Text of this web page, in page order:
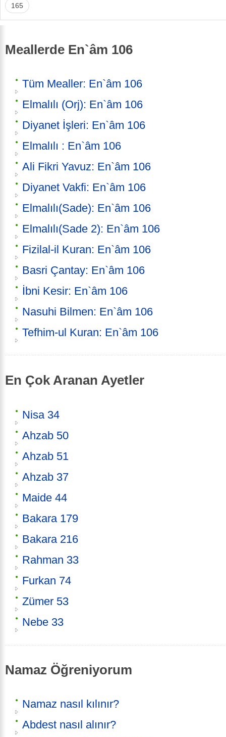
165
Meallerde En`âm 106
Tüm Mealler: En`âm 106
Elmalılı (Orj): En`âm 106
Diyanet İşleri: En`âm 106
Elmalılı : En`âm 106
Ali Fikri Yavuz: En`âm 106
Diyanet Vakfi: En`âm 106
Elmalılı(Sade): En`âm 106
Elmalılı(Sade 2): En`âm 106
Fizilal-il Kuran: En`âm 106
Basri Çantay: En`âm 106
İbni Kesir: En`âm 106
Nasuhi Bilmen: En`âm 106
Tefhim-ul Kuran: En`âm 106
En Çok Aranan Ayetler
Nisa 34
Ahzab 50
Ahzab 51
Ahzab 37
Maide 44
Bakara 179
Bakara 216
Rahman 33
Furkan 74
Zümer 53
Nebe 33
Namaz Öğreniyorum
Namaz nasıl kılınır?
Abdest nasıl alınır?